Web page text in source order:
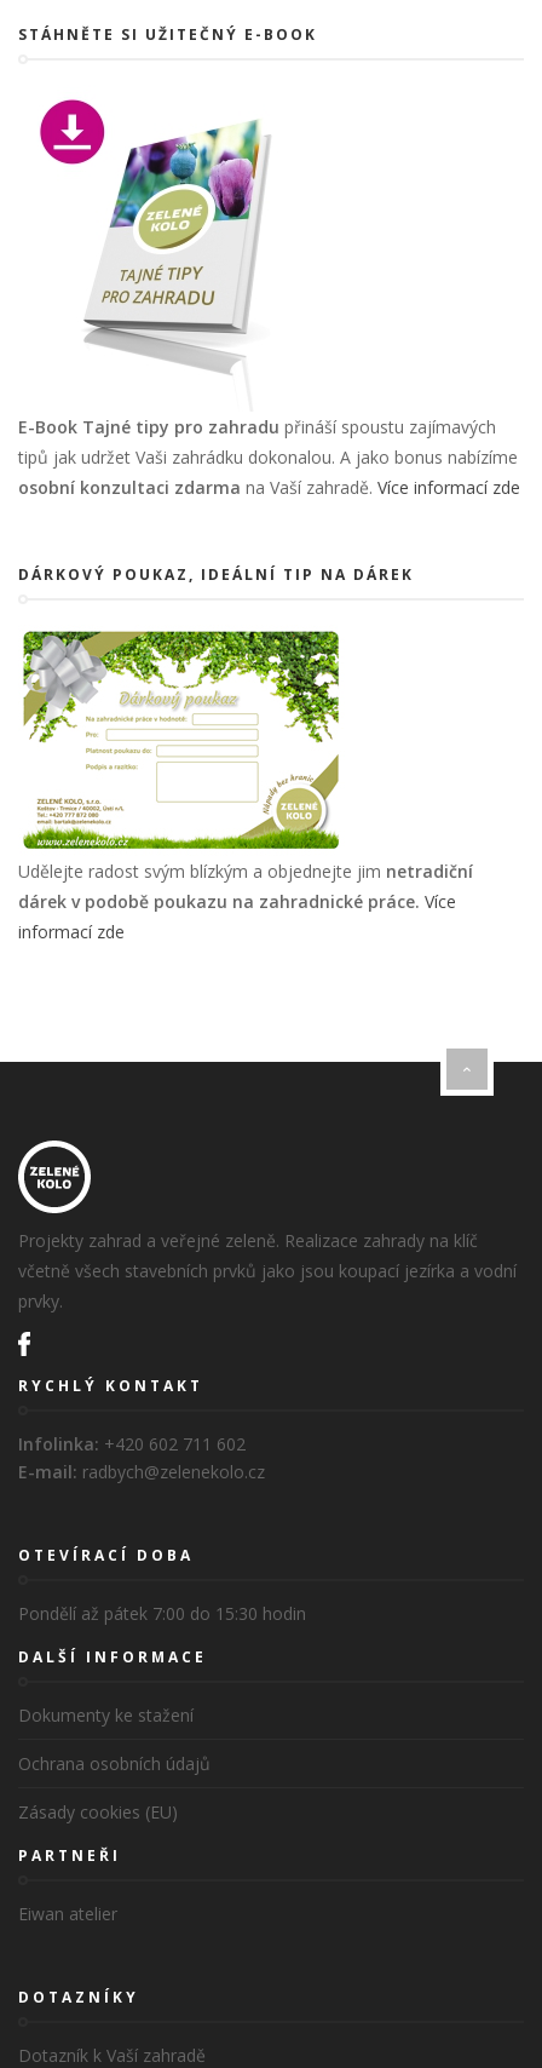
STÁHNĚTE SI UŽITEČNÝ E-BOOK
E-Book Tajné tipy pro zahradu přináší spoustu zajímavých
tipů jak udržet Vaši zahrádku dokonalou. A jako bonus nabízíme
osobní konzultaci zdarma na Vaší zahradě. Více informací zde
DÁRKOVÝ POUKAZ, IDEÁLNÍ TIP NA DÁREK
Udělejte radost svým blízkým a objednejte jim netradiční
dárek v podobě poukazu na zahradnické práce. Více
informací zde
Projekty zahrad a veřejné zeleně. Realizace zahrady na klíč
včetně všech stavebních prvků jako jsou koupací jezírka a vodní
prvky.
RYCHLÝ KONTAKT
Infolinka: +420 602 711 602
E-mail: radbych@zelenekolo.cz
OTEVÍRACÍ DOBA
Pondělí až pátek 7:00 do 15:30 hodin
DALŠÍ INFORMACE
Dokumenty ke stažení
Ochrana osobních údajů
Zásady cookies (EU)
PARTNEŘI
Eiwan atelier
DOTAZNÍKY
Dotazník k Vaší zahradě